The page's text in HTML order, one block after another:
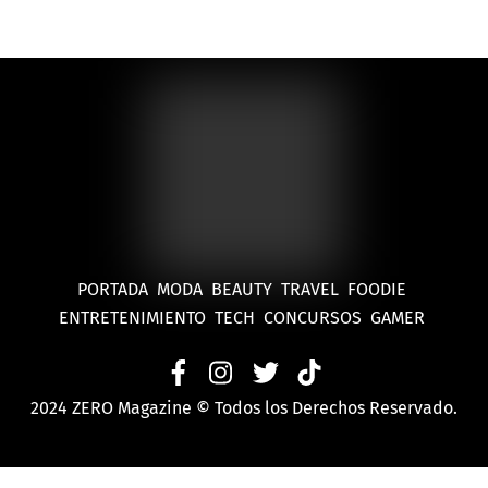
PORTADA MODA BEAUTY TRAVEL FOODIE
ENTRETENIMIENTO TECH CONCURSOS GAMER
2024 ZERO Magazine © Todos los Derechos Reservado.